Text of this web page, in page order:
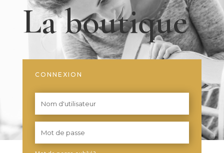
La boutique
CONNEXION